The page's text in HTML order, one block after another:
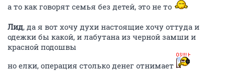
а то как говорят семья без детей, это не то
Лид, да я вот хочу духи настоящие хочу оттуда и
одежки бы какой, и лабутана из черной замши и
красной подошвы
но елки, операция столько денег отнимает